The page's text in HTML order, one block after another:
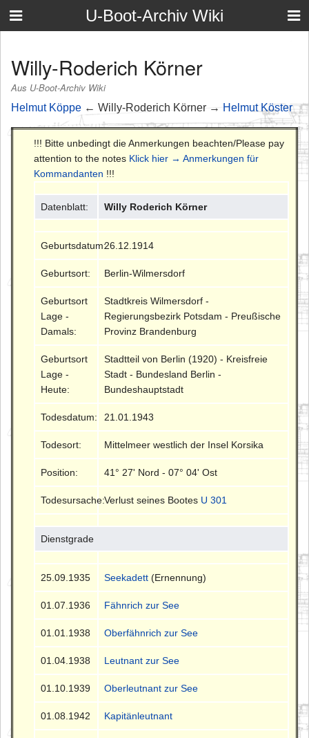
U-Boot-Archiv Wiki
Willy-Roderich Körner
Aus U-Boot-Archiv Wiki
Helmut Köppe ← Willy-Roderich Körner → Helmut Köster
!!! Bitte unbedingt die Anmerkungen beachten/Please pay
attention to the notes Klick hier → Anmerkungen für
Kommandanten !!!
Datenblatt: Willy Roderich Körner
Geburtsdatum:26.12.1914
Geburtsort: Berlin-Wilmersdorf
Geburtsort
Lage -
Damals:
Stadtkreis Wilmersdorf -
Regierungsbezirk Potsdam - Preußische
Provinz Brandenburg
Geburtsort
Lage -
Heute:
Stadtteil von Berlin (1920) - Kreisfreie
Stadt - Bundesland Berlin -
Bundeshauptstadt
Todesdatum: 21.01.1943
Todesort: Mittelmeer westlich der Insel Korsika
Position: 41° 27' Nord - 07° 04' Ost
Todesursache:Verlust seines Bootes U 301
Dienstgrade
25.09.1935 Seekadett (Ernennung)
01.07.1936 Fähnrich zur See
01.01.1938 Oberfähnrich zur See
01.04.1938 Leutnant zur See
01.10.1939 Oberleutnant zur See
01.08.1942 Kapitänleutnant